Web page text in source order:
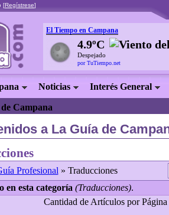
[Regístrese]
El Tiempo en Campana
4.9ºC
Despejado
por TuTiempo.net
Noticias Interés General
Campana
a La Guía de
Profesional » Traducciones
en esta categoría (Traducciones).
Cantidad de Artículos por Página